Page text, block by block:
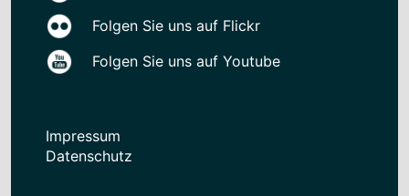
Folgen Sie uns auf Flickr
Folgen Sie uns auf Youtube
Impressum
Datenschutz